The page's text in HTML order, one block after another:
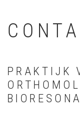
PRAKTIJK